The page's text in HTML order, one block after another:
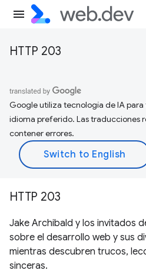
HTTP 203
Google utiliza tecnología de IA
idioma preferido. Las traducciones
contener errores.
HTTP 203
Jake Archibald y los invitados
sobre el desarrollo web y sus
mientras descubren trucos,
sinceras.